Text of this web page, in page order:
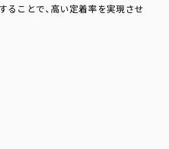
ることで、高い定着率を実現させ